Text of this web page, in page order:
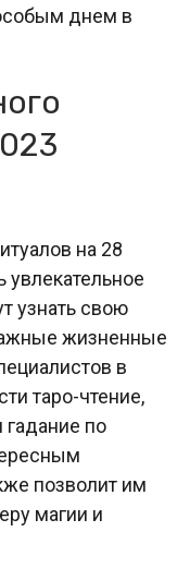
днем в
на 28
узнать свою
жизненные
в
таро-чтение,
гадание по
позволит им
магии и